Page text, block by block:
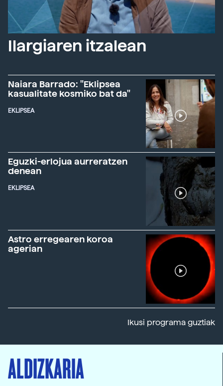
Ilargiaren itzalean
Naiara Barrado: "Eklipsea
kasualitate kosmiko bat da"
EKLIPSEA
Eguzki-erlojua aurreratzen
denean
EKLIPSEA
Astro erregearen koroa
agerian
Ikusi programa guztiak
ALDIZKARIA